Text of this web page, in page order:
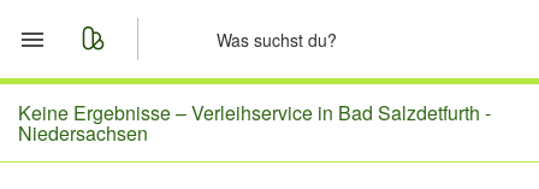
Start
Merkliste
Keine Ergebnisse –Verleihservice in Bad Salzdetfurth -
Niedersachsen